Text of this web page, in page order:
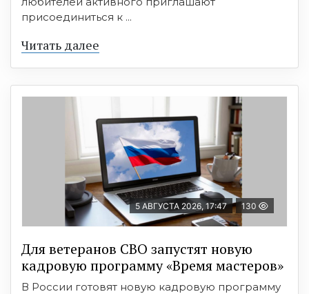
присоединиться к ...
Читать далее
5 АВГУСТА 2026, 17:47 130
Для ветеранов СВО запустят новую
кадровую программу «Время мастеров»
В России готовят новую кадровую программу